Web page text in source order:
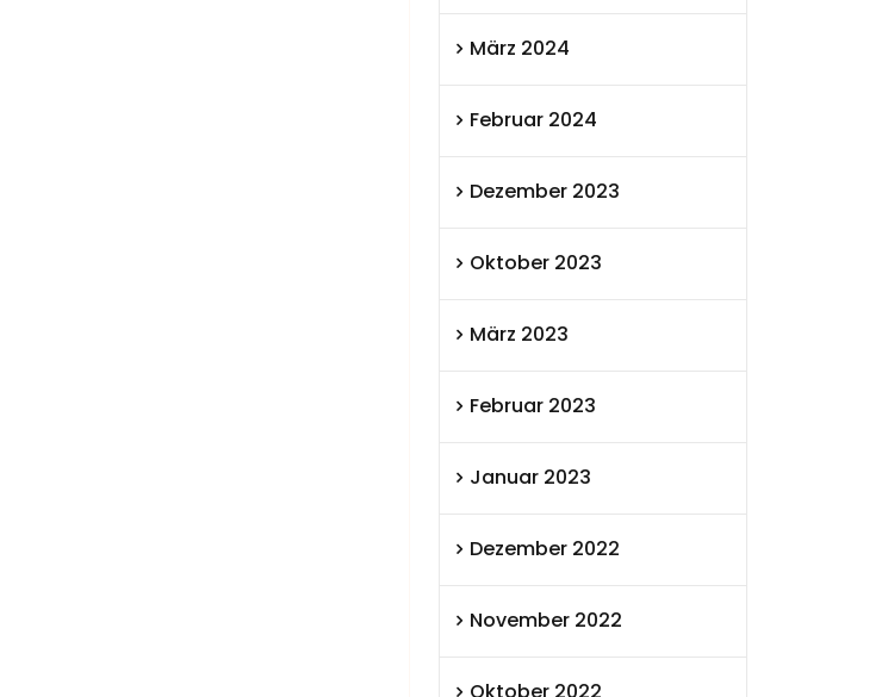
März 2024
Februar 2024
Dezember 2023
Oktober 2023
März 2023
Februar 2023
Januar 2023
Dezember 2022
November 2022